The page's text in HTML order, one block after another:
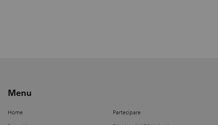
Menu
Home Partecipare